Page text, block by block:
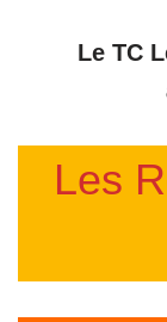
Le TC
Les